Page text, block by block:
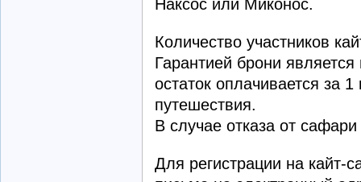
Наксос или Миконос.
Количество участников
Гарантией брони
остаток оплачивается за
путешествия.
В случае отказа от
Для регистрации на кайт-